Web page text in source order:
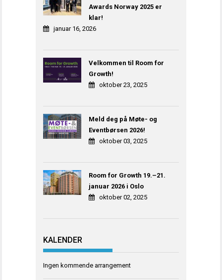
Awards Norway 2025 er
klar!
januar 16, 2026
Velkommen til Room for
Growth!
oktober 23, 2025
Meld deg på Møte- og
Eventbørsen 2026!
oktober 03, 2025
Room for Growth 19.–21.
januar 2026 i Oslo
oktober 02, 2025
KALENDER
Ingen kommende arrangement